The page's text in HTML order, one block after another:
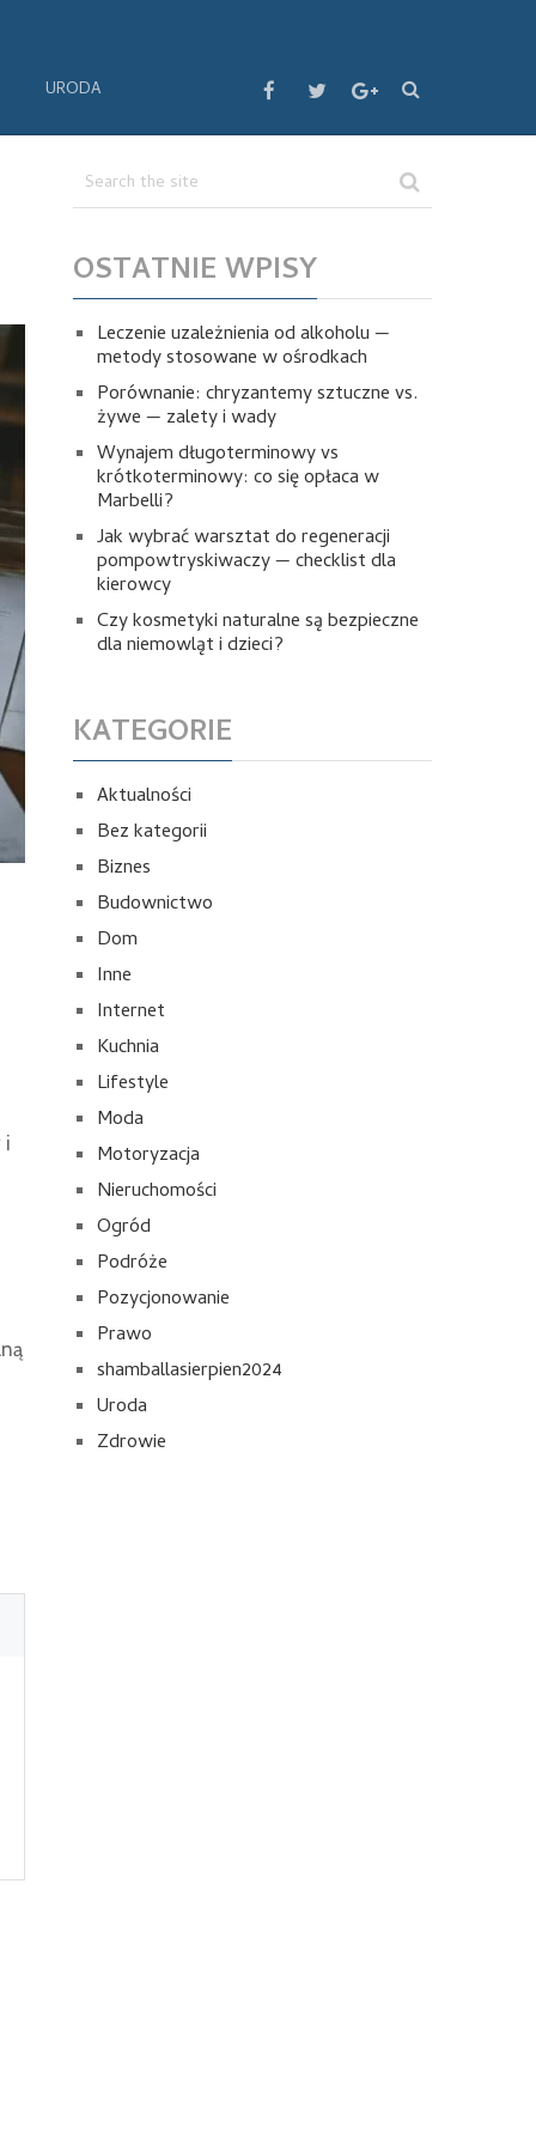
URODA
i
OSTATNIE WPISY
Leczenie uzależnienia od alkoholu —
metody stosowane w ośrodkach
Porównanie: chryzantemy sztuczne vs.
żywe — zalety i wady
Wynajem długoterminowy vs
krótkoterminowy: co się opłaca w
Marbelli?
Jak wybrać warsztat do regeneracji
pompowtryskiwaczy — checklist dla
kierowcy
Czy kosmetyki naturalne są bezpieczne
dla niemowląt i dzieci?
KATEGORIE
Aktualności
Bez kategorii
Biznes
Budownictwo
Dom
Inne
Internet
Kuchnia
Lifestyle
Moda
Motoryzacja
Nieruchomości
Ogród
Podróże
Pozycjonowanie
Prawo
shamballasierpien2024
Uroda
Zdrowie